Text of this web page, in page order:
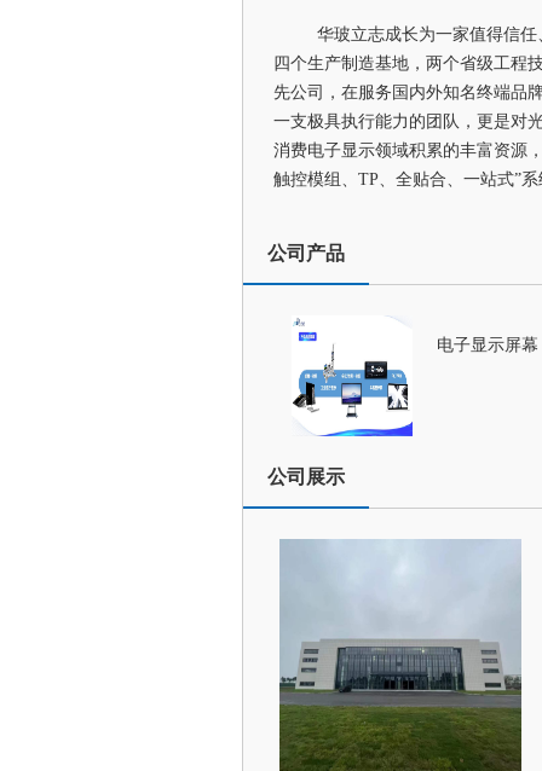
华玻立志成长为一家值得信
四个生产制造基地，两个省级工程
先公司，在服务国内外知名终端品
一支极具执行能力的团队，更是对
消费电子显示领域积累的丰富资源
触控模组、TP、全贴合、一站式”
公司产品
电子显示屏幕
公司展示